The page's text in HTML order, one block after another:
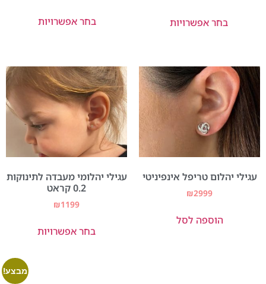
בחר אפשרויות בחר אפשרויות
עגילי יהלום טריפל אינפיניטי
₪2999
הוספה לסל
עגילי יהלומי מעבדה לתינוקות
0.2 קראט
₪1199
בחר אפשרויות
מבצע!